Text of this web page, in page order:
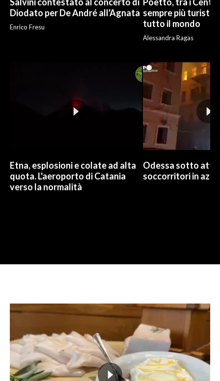
Diodato per De André all'Agnata
Enrico Fresu
sempre più turisti:
tutto il mondo
Alessandra Ragas
Etna, esplosioni e colate ad alta
quota. L'aeroporto di Catania
verso la normalità
Odessa sotto
soccorritori in